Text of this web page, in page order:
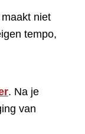
niet
tempo,
. Na je
van